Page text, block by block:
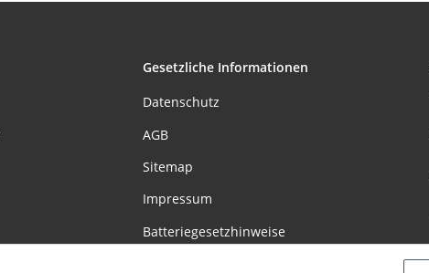
Gesetzliche Informationen
Datenschutz
AGB
Sitemap
Impressum
Batteriegesetzhinweise